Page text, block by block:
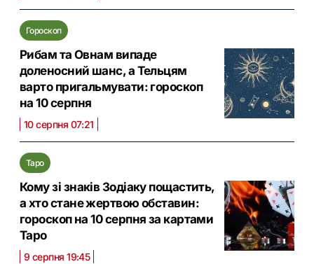
Гороскоп
Рибам та Овнам випаде
доленосний шанс, а Тельцям
варто пригальмувати: гороскоп
на 10 серпня
10 серпня 07:21
Таро
Кому зі знаків Зодіаку пощастить,
а хто стане жертвою обставин:
гороскоп на 10 серпня за картами
Таро
9 серпня 19:45